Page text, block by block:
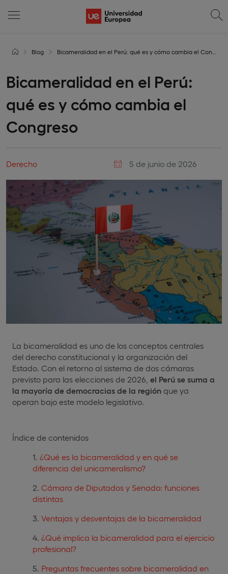
Blog Bicameralidad en el Perú: qué es y cómo cambia el Congreso
Bicameralidad en el Perú:
qué es y cómo cambia el
Congreso
Derecho 5 de junio de 2026
La bicameralidad es uno de los conceptos centrales
del derecho constitucional y la organización del
Estado. Con el retorno al sistema de dos cámaras
previsto para las elecciones de 2026, el Perú se suma a
la mayoría de democracias de la región que ya
operan bajo este modelo legislativo.
Índice de contenidos
¿Qué es la bicameralidad y en qué se
diferencia del unicameralismo?
Cámara de Diputados y Senado: funciones
distintas
Ventajas y desventajas de la bicameralidad
¿Qué implica la bicameralidad para el ejercicio
profesional?
Preguntas frecuentes sobre bicameralidad en